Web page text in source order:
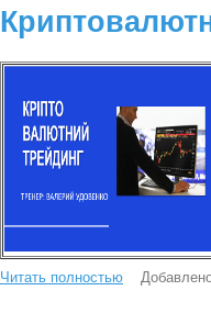
Читать полностью